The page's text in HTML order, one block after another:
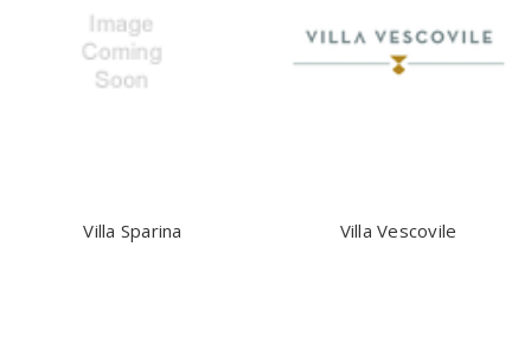
Villa Sparina Villa Vescovile